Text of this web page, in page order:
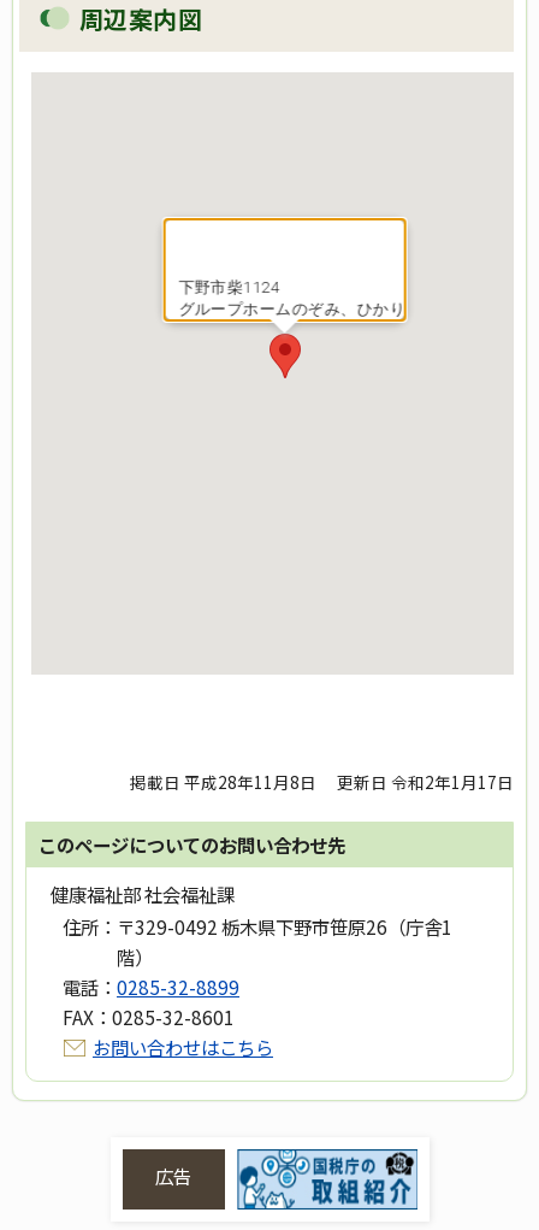
周辺案内図
下野市柴1124
グループホームのぞみ、ひかり
掲載日 平成28年11月8日 更新日 令和2年1月17日
このページについてのお問い合わせ先
健康福祉部 社会福祉課
住所： 〒329-0492 栃木県下野市笹原26（庁舎1
階）
電話： 0285-32-8899
FAX： 0285-32-8601
お問い合わせはこちら
広告